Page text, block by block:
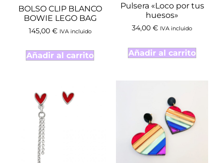
BOLSO CLIP BLANCO
BOWIE LEGO BAG
145,00 € IVA incluido
Añadir al carrito
Pulsera «Loco por tus
huesos»
34,00 € IVA incluido
Añadir al carrito